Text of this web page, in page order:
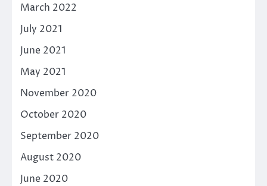
March 2022
July 2021
June 2021
May 2021
November 2020
October 2020
September 2020
August 2020
June 2020